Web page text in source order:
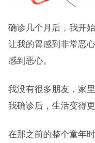
确诊几个月后，我开
让我的胃感到非常恶
感到恶心。
我没有很多朋友，家
我确诊后，生活变得
在那之前的整个童年